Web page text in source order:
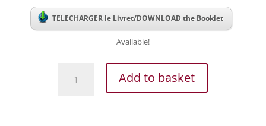
TELECHARGER le Livret/DOWNLOAD the Booklet
Available!
Add to basket